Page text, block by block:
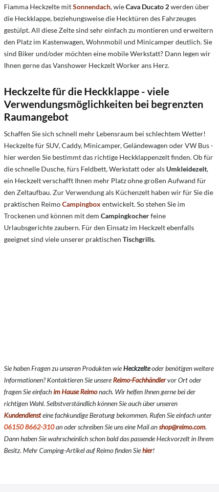
Fiamma Heckzelte mitSonnendach, wieCava Ducato 2werden über
die Heckklappe, beziehungsweise die Hecktüren des Fahrzeuges
gestülpt. All diese Zelte sind sehr einfach zu montieren und erweitern
den Platz im Kastenwagen, Wohnmobil und Minicamper deutlich. Sie
sind Biker und/oder möchten eine mobile Werkstatt? Dann legen wir
Ihnen gerne das Vanshower Heckzelt Worker ans Herz.
Heckzelte für die Heckklappe - viele
Verwendungsmöglichkeiten bei begrenzten
Raumangebot
Schaffen Sie sich schnell mehr Lebensraum bei schlechtem Wetter!
Heckzelte für SUV, Caddy, Minicamper, Geländewagen oder VW Bus -
hier werden Sie bestimmt das richtige Heckklappenzelt finden. Ob für
die schnelle Dusche, fürs Feldbett, Werkstatt oder als Umkleidezelt,
ein Heckzelt verschafft Ihnen mehr Platz ohne großen Aufwand für
den Zeltaufbau. Zur Verwendung als Küchenzelt haben wir für Sie die
praktischen ReimoCampingboxentwickelt. So stehen Sie im
Trockenen und können mit dem Campingkocherfeine
Urlaubsgerichte zaubern. Für den Einsatz im Heckzelt ebenfalls
geeignet sind viele unserer praktischen Tischgrills.
Sie haben Fragen zu unseren Produkten wieHeckzelteoder benötigen weitere
Informationen? Kontaktieren Sie unsereReimo-Fachhändlervor Ort oder
fragen Sie einfachim Hause Reimonach. Wir helfen Ihnen gerne bei der
richtigen Wahl. Selbstverständlich können Sie auch über unseren
Kundendiensteine fachkundige Beratung bekommen. Rufen Sie einfach unter
06150 8662-310an oder schreiben Sie uns eine Mail anshop@reimo.com.
Dann haben Sie wahrscheinlich schon bald das passende Heckvorzelt in Ihrem
Besitz. Mehr Camping-Artikel auf Reimo finden Siehier!